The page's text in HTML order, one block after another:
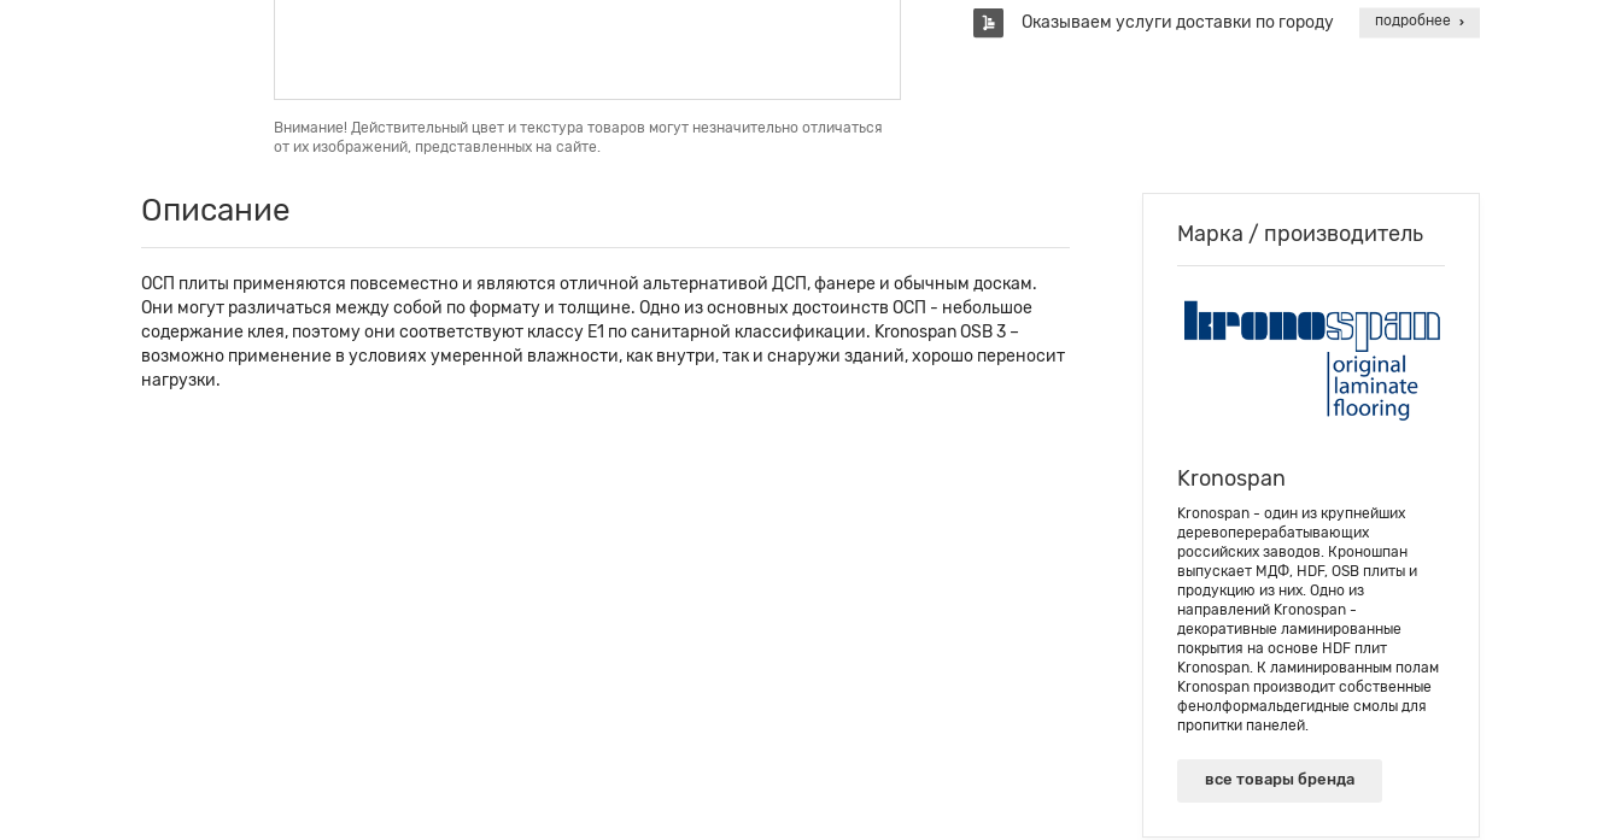
Внимание! Действительный цвет и текстура товаров могут незначительно отличаться
от их изображений, представленных на сайте.
Оказываем услуги доставки по городу подробнее
Описание
ОСП плиты применяются повсеместно и являются отличной альтернативой ДСП, фанере и обычным доскам.
Они могут различаться между собой по формату и толщине. Одно из основных достоинств ОСП - небольшое
содержание клея, поэтому они соответствуют классу E1 по санитарной классификации. Kronospan OSB 3 –
возможно применение в условиях умеренной влажности, как внутри, так и снаружи зданий, хорошо переносит
нагрузки.
Марка / производитель
Kronospan
Kronospan - один из крупнейших
деревоперерабатывающих
российских заводов. Кроношпан
выпускает МДФ, HDF, OSB плиты и
продукцию из них. Одно из
направлений Kronospan -
декоративные ламинированные
покрытия на основе HDF плит
Kronospan. К ламинированным полам
Kronospan производит собственные
фенолформальдегидные смолы для
пропитки панелей.
все товары бренда